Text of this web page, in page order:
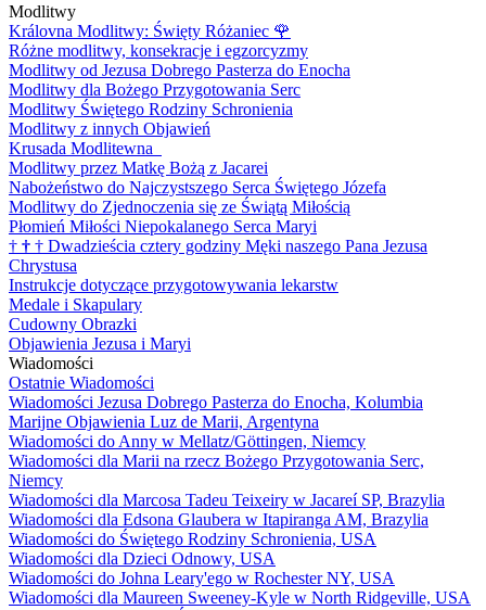
Modlitwy
Královna Modlitwy: Święty Różaniec 🌹
Różne modlitwy, konsekracje i egzorcyzmy
Modlitwy od Jezusa Dobrego Pasterza do Enocha
Modlitwy dla Bożego Przygotowania Serc
Modlitwy Świętego Rodziny Schronienia
Modlitwy z innych Objawień
Krusada Modlitewna
Modlitwy przez Matkę Bożą z Jacarei
Nabożeństwo do Najczystszego Serca Świętego Józefa
Modlitwy do Zjednoczenia się ze Świątą Miłością
Płomień Miłości Niepokalanego Serca Maryi
† † † Dwadzieścia cztery godziny Męki naszego Pana Jezusa
Chrystusa
Instrukcje dotyczące przygotowywania lekarstw
Medale i Skapulary
Cudowny Obrazki
Objawienia Jezusa i Maryi
Wiadomości
Ostatnie Wiadomości
Wiadomości Jezusa Dobrego Pasterza do Enocha, Kolumbia
Marijne Objawienia Luz de Marii, Argentyna
Wiadomości do Anny w Mellatz/Göttingen, Niemcy
Wiadomości dla Marii na rzecz Bożego Przygotowania Serc,
Niemcy
Wiadomości dla Marcosa Tadeu Teixeiry w Jacareí SP, Brazylia
Wiadomości dla Edsona Glaubera w Itapiranga AM, Brazylia
Wiadomości do Świętego Rodziny Schronienia, USA
Wiadomości dla Dzieci Odnowy, USA
Wiadomości do Johna Leary'ego w Rochester NY, USA
Wiadomości dla Maureen Sweeney-Kyle w North Ridgeville, USA